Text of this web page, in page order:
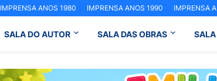
IMPRENSA ANOS 1980 IMPRENSA ANOS 1990 IMPRENSA
SALA DO AUTOR SALA DAS OBRAS